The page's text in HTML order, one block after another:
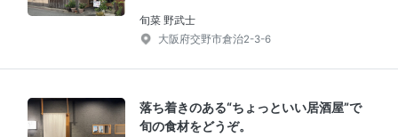
旬菜 野武士
大阪府交野市倉治2-3-6
落ち着きのある“ちょっといい居酒屋”で
旬の食材をどうぞ。